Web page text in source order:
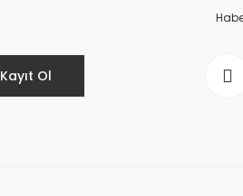
Kayıt Ol